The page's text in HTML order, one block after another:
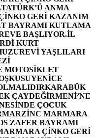
ANMA
GERİ KAZANIM
BAYRAMI KUTLAMA
BAŞLIYOR.İL
KURT
YAŞLILARI
MOTOSİKLET
YENİCE
KARABÜK
ÇAYDEĞİRMENİ’NE
ÇOCUK
MARZİNC MARMARA
ZAFER BAYRAMI
ÇİNKO GERİ